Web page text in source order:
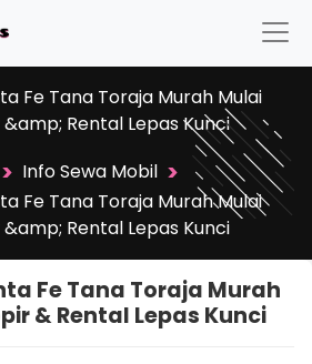
Fe Tana Toraja Murah Mulai
&amp; Rental Lepas Kunci
> Info Sewa Mobil >
Fe Tana Toraja Murah Mulai
&amp; Rental Lepas Kunci
Fe Tana Toraja Murah
& Rental Lepas Kunci